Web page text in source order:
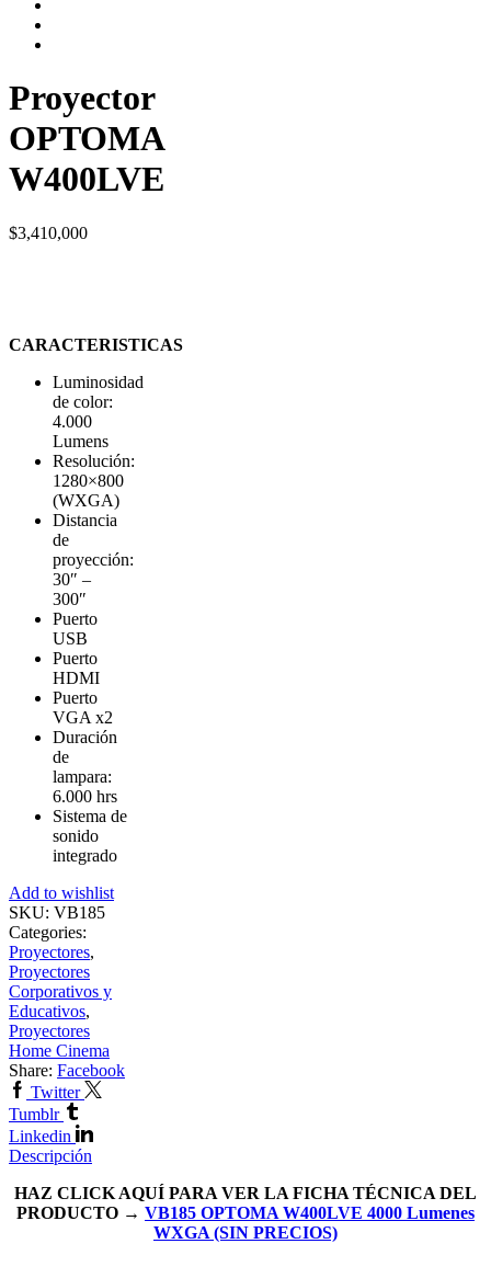
Proyector
OPTOMA
W400LVE
$3,410,000
CARACTERISTICAS
Luminosidad
de color:
4.000
Lumens
Resolución:
1280×800
(WXGA)
Distancia
de
proyección:
30″ –
300″
Puerto
USB
Puerto
HDMI
Puerto
VGA x2
Duración
de
lampara:
6.000 hrs
Sistema de
sonido
integrado
Add to wishlist
SKU: VB185
Categories:
Proyectores,
Proyectores
Corporativos y
Educativos,
Proyectores
Home Cinema
Share: Facebook
Twitter
Tumblr
Linkedin
Descripción
HAZ CLICK AQUÍ PARA VER LA FICHA TÉCNICA DEL
PRODUCTO → VB185 OPTOMA W400LVE 4000 Lumenes
WXGA (SIN PRECIOS)